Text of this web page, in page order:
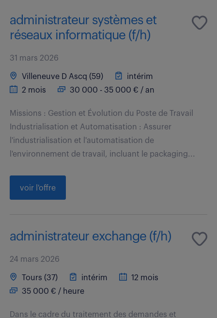
administrateur systèmes et
réseaux informatique (f/h)
31 mars 2026
Villeneuve D Ascq (59)
intérim
2 mois
30 000 - 35 000 € / an
Missions : Gestion et Évolution du Poste de Travail
Industrialisation et Automatisation : Assurer
l'industrialisation et l'automatisation de
l'environnement de travail, incluant le packaging...
voir l'offre
administrateur exchange (f/h)
24 mars 2026
Tours (37) intérim
12 mois
35 000 € / heure
Dans le cadre du traitement des demandes et